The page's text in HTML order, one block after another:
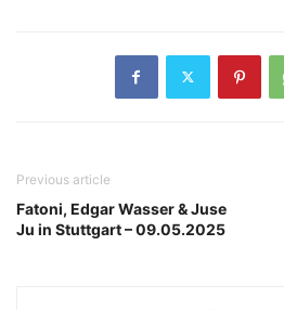
Previous article
Fatoni, Edgar Wasser & Juse
Ju in Stuttgart – 09.05.2025